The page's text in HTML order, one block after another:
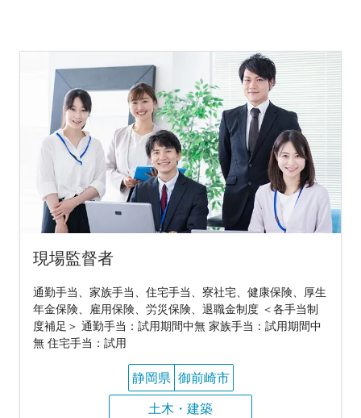
現場監督者
通勤手当、家族手当、住宅手当、寮社宅、健康保険、厚生
年金保険、雇用保険、労災保険、退職金制度 ＜各手当制
度補足＞ 通勤手当：試用期間中無 家族手当：試用期間中
無 住宅手当：試用
静岡県 御前崎市
土木・建築